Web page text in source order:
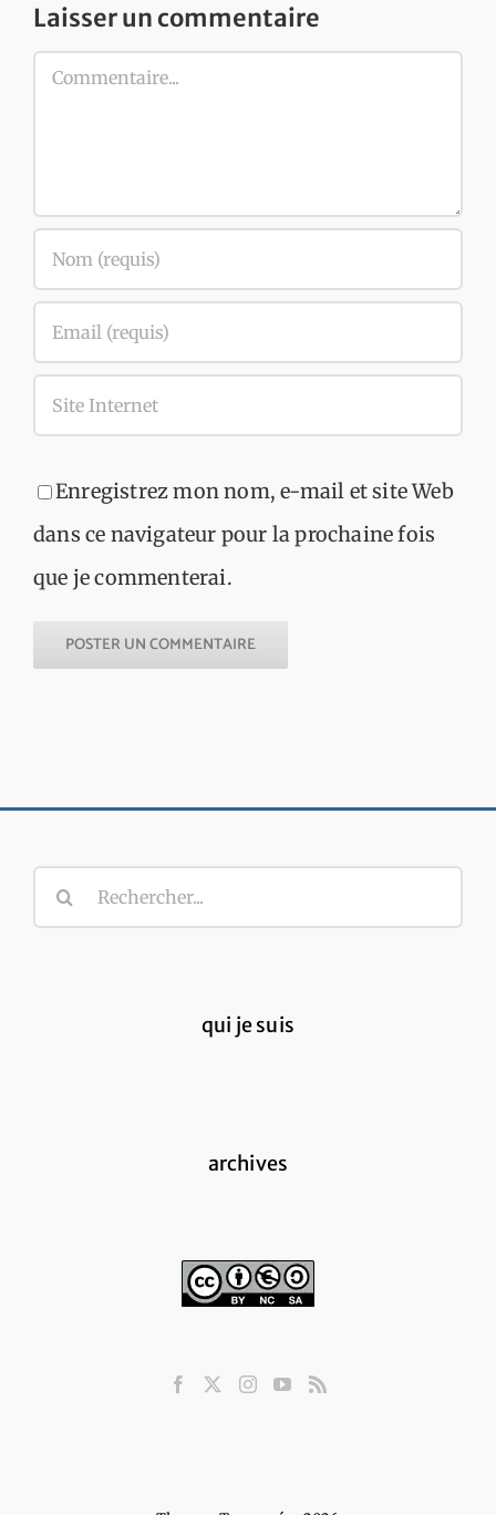
Laisser un commentaire
Commentaire
Enregistrez mon nom, e-mail et site Web
dans ce navigateur pour la prochaine fois
que je commenterai.
Rechercher:
qui je suis
archives